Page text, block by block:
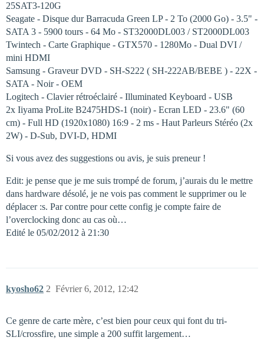
25SAT3-120G
Seagate - Disque dur Barracuda Green LP - 2 To (2000 Go) - 3.5" -
SATA 3 - 5900 tours - 64 Mo - ST32000DL003 / ST2000DL003
Twintech - Carte Graphique - GTX570 - 1280Mo - Dual DVI /
mini HDMI
Samsung - Graveur DVD - SH-S222 ( SH-222AB/BEBE ) - 22X -
SATA - Noir - OEM
Logitech - Clavier rétroéclairé - Illuminated Keyboard - USB
2x Iiyama ProLite B2475HDS-1 (noir) - Ecran LED - 23.6" (60
cm) - Full HD (1920x1080) 16:9 - 2 ms - Haut Parleurs Stéréo (2x
2W) - D-Sub, DVI-D, HDMI
Si vous avez des suggestions ou avis, je suis preneur !
Edit: je pense que je me suis trompé de forum, j’aurais du le mettre
dans hardware désolé, je ne vois pas comment le supprimer ou le
déplacer :s. Par contre pour cette config je compte faire de
l’overclocking donc au cas où…
Edité le 05/02/2012 à 21:30
kyosho62 Février 6, 2012, 12:42
2
Ce genre de carte mère, c’est bien pour ceux qui font du tri-
SLI/crossfire, une simple a 200 suffit largement…